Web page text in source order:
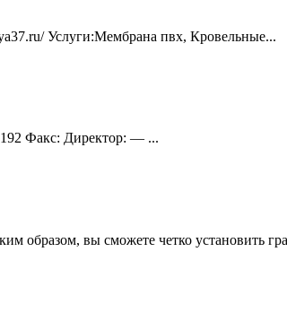
Услуги:Мембрана пвх, Кровельные...
Факс: Директор: — ...
образом, вы сможете четко установить